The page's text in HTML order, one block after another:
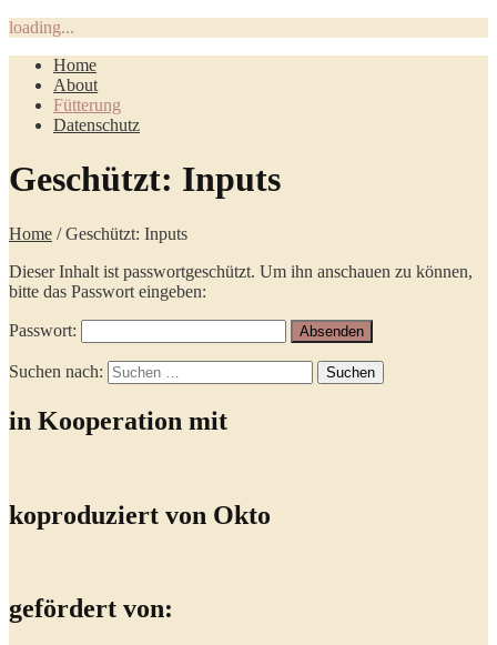
loading...
Home
About
Fütterung
Datenschutz
Geschützt: Inputs
Home / Geschützt: Inputs
Dieser Inhalt ist passwortgeschützt. Um ihn anschauen zu können,
bitte das Passwort eingeben:
Passwort:
Suchen nach:
in Kooperation mit
koproduziert von Okto
gefördert von: